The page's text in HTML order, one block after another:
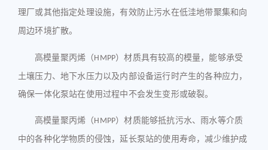
理厂或其他指定处理设施，有效防止污水在低洼地带聚集和向
周边环境扩散。
高模量聚丙烯（ HMPP）材质具有较高的模量，能够承受
土壤压力、地下水压力以及内部设备运行时产生的各种应力，
确保一体化泵站在使用过程中不会发生变形或破裂。
高模量聚丙烯（ HMPP）材质能够抵抗污水、雨水等介质
中的各种化学物质的侵蚀，延长泵站的使用寿命，减少维护成